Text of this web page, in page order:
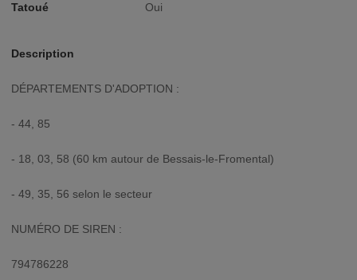
Tatoué Oui
Description
DÉPARTEMENTS D'ADOPTION :
- 44, 85
- 18, 03, 58 (60 km autour de Bessais-le-Fromental)
- 49, 35, 56 selon le secteur
NUMÉRO DE SIREN :
794786228